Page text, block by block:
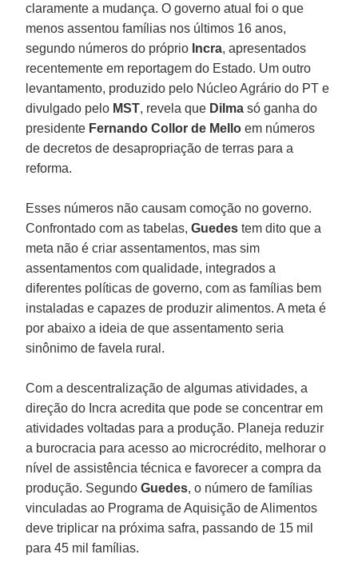
claramente a mudança. O governo atual foi o que
menos assentou famílias nos últimos 16 anos,
segundo números do próprio Incra, apresentados
recentemente em reportagem do Estado. Um outro
levantamento, produzido pelo Núcleo Agrário do PT e
divulgado pelo MST, revela que Dilmasó ganha do
presidente Fernando Collor de Mello em números
de decretos de desapropriação de terras para a
reforma.
Esses números não causam comoção no governo.
Confrontado com as tabelas,Guedestem dito que a
meta não é criar assentamentos, mas sim
assentamentos com qualidade, integrados a
diferentes políticas de governo, com as famílias bem
instaladas e capazes de produzir alimentos. A meta é
por abaixo a ideia de que assentamento seria
sinônimo de favela rural.
Com a descentralização de algumas atividades, a
direção do Incra acredita que pode se concentrar em
atividades voltadas para a produção. Planeja reduzir
a burocracia para acesso ao microcrédito, melhorar o
nível de assistência técnica e favorecer a compra da
produção. SegundoGuedes, o número de famílias
vinculadas ao Programa de Aquisição de Alimentos
deve triplicar na próxima safra, passando de 15 mil
para 45 mil famílias.